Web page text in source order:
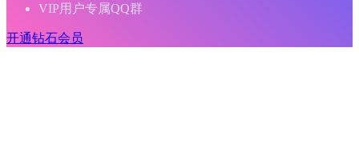
VIP用户专属QQ群
开通钻石会员